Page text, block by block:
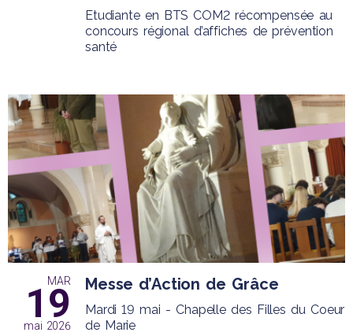
Etudiante en BTS COM2 récompensée au
concours régional d’affiches de prévention
santé
MAR
19
mai 2026
Messe d’Action de Grâce
Mardi 19 mai - Chapelle des Filles du Coeur
de Marie